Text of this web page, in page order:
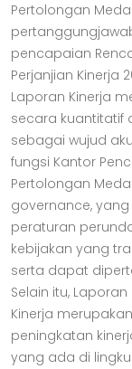
Pertolongan
pencapaian
Perjanjian Kinerja
Laporan Kinerja
secara kuantitatif
sebagai wujud
fungsi Kantor
Pertolongan
governance,
peraturan
kebijakan yang
serta dapat
Selain itu, Laporan
Kinerja
peningkatan
yang ada di